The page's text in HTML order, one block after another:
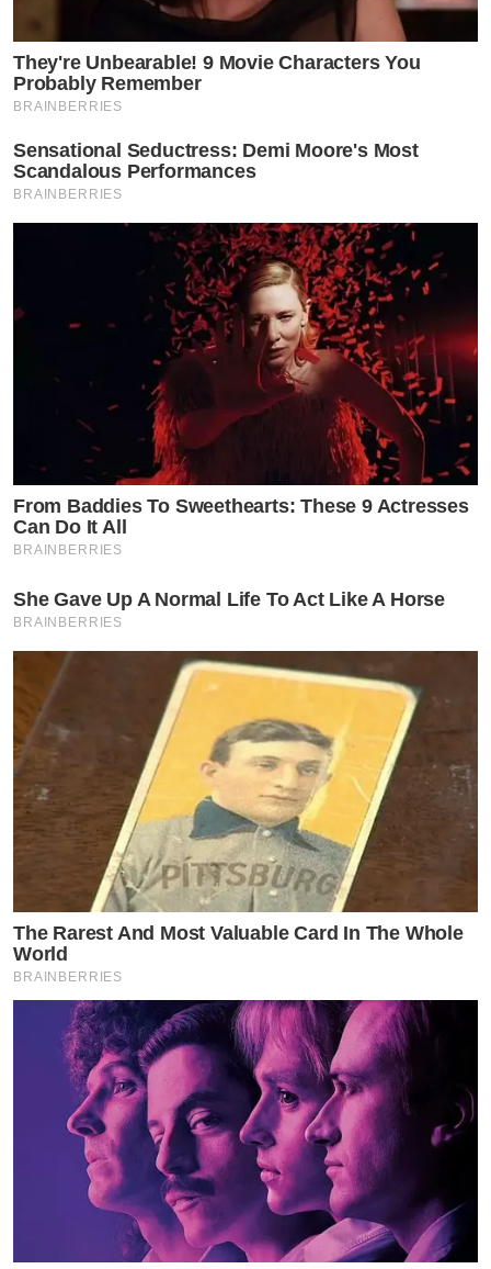
ยิ่งดึกยิ่งมันส์เมื่อถึงคิวร็อคเกอร์สาวเสียงดีดา-เอ็นโดรฟิน
กระโดดขึ้นเวทีทักทายแฟนคลับด้วยลีลา และเสียงร้องอัน
ฮิตตลอดกาลอย่าง เพื่อนสนิท, ได้ยินไหม, ไม่รู้จักฉันไม่รู้จัก
เธอ รวมไปถึงช่วงสุดท้ายพี่ดาใส่สุดพลังทั้งลีลา และเสียงร้อง
ปลุกพลังให้แฟนๆลุกขึ้นเต้นไปด้วยกันอย่างสุดมันส์
เข้าสู่ช่วงสุดท้ายของคอนเสิร์ตแบบจัดหนักไปกับ Slot
ที่งานนี้ขนเพลงฮิตมาให้บรรดาสาวกได้ปล่อยแสง
ทั้งร้อง ทั้งเต้น กระโดดสุดตัว เมื่อศิลปินรวมกับแฟนๆกว่า 5
พันคนกับเวทีที่จัดเต็มทั้ง แสง สี เสียง ภาพที่เห็นคือ ความ
สนุกสุดยิ่งใหญ่ ถือเป็นการปิดฉากความสนุก ความมันส์ อิ่ม
เอมแบบประทับใจสุดๆ ต่อเนื่องตลอด 8 ชั่วโมง นับเป็นงาน
ดูหนัง สุดมันส์กับคอนเสิร์ตที่เป็นที่สุดแห่งปี ติดตามความ
ทุกปีได้ที่ www.majorcineplex.com /
www.facebook.com/MajorGroup / IG : majorgroup
by TVPOOL ONLINE
They're Unbearable! 9 Movie Characters You
Probably Remember
BRAINBERRIES
Sensational Seductress: Demi Moore's Most
Scandalous Performances
BRAINBERRIES
From Baddies To Sweethearts: These 9 Actresses
Can Do It All
BRAINBERRIES
She Gave Up A Normal Life To Act Like A Horse
BRAINBERRIES
The Rarest And Most Valuable Card In The Whole
World
BRAINBERRIES